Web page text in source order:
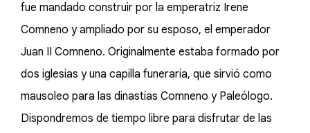
fue mandado construir por la emperatriz Irene
Comneno y ampliado por su esposo, el emperador
Juan II Comneno. Originalmente estaba formado por
dos iglesias y una capilla funeraria, que sirvió como
mausoleo para las dinastías Comneno y Paleólogo.
Dispondremos de tiempo libre para disfrutar de las